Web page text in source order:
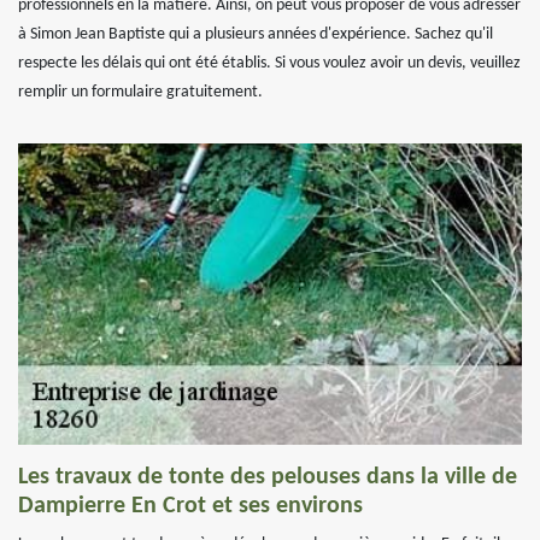
professionnels en la matière. Ainsi, on peut vous proposer de vous adresser
à Simon Jean Baptiste qui a plusieurs années d'expérience. Sachez qu'il
respecte les délais qui ont été établis. Si vous voulez avoir un devis, veuillez
remplir un formulaire gratuitement.
Les travaux de tonte des pelouses dans la ville de
Dampierre En Crot et ses environs